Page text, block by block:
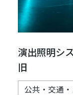
演出照明シ
旧
公共・交通